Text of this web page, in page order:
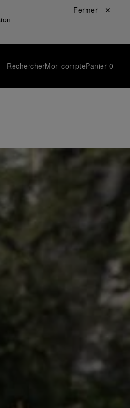
:
Fermer ✕
RechercherMon comptePanier 0